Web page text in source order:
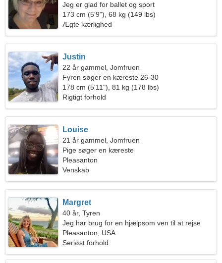
Jeg er glad for ballet og sport
173 cm (5'9"), 68 kg (149 lbs)
Ægte kærlighed
Justin
22 år gammel, Jomfruen
Fyren søger en kæreste 26-30
178 cm (5'11"), 81 kg (178 lbs)
Rigtigt forhold
Louise
21 år gammel, Jomfruen
Pige søger en kæreste
Pleasanton
Venskab
Margret
40 år, Tyren
Jeg har brug for en hjælpsom ven til at rejse
Pleasanton, USA
Seriøst forhold